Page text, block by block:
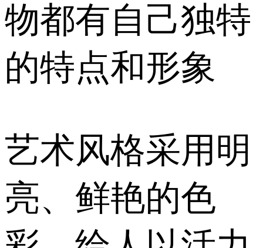
物都有自己独特
的特点和形象
艺术风格采用明
亮、鲜艳的色